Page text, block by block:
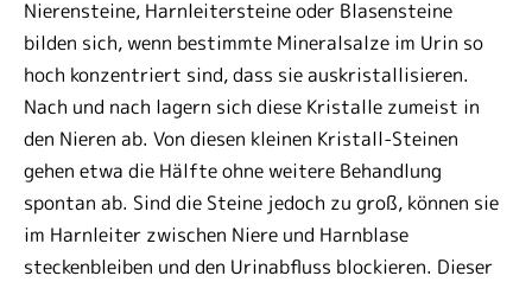
Nierensteine, Harnleitersteine oder Blasensteine
bilden sich, wenn bestimmte Mineralsalze im Urin so
hoch konzentriert sind, dass sie auskristallisieren.
Nach und nach lagern sich diese Kristalle zumeist in
den Nieren ab. Von diesen kleinen Kristall-Steinen
gehen etwa die Hälfte ohne weitere Behandlung
spontan ab. Sind die Steine jedoch zu groß, können sie
im Harnleiter zwischen Niere und Harnblase
steckenbleiben und den Urinabfluss blockieren. Dieser